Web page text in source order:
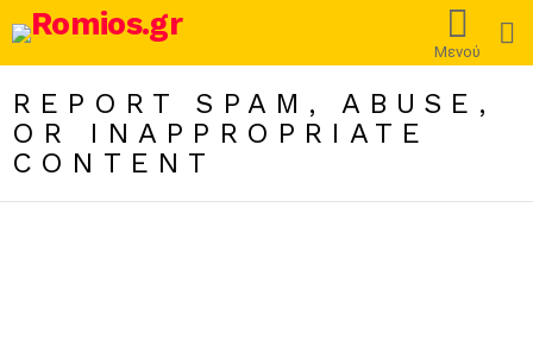
Μενού
REPORT SPAM, ABUSE,
OR INAPPROPRIATE
CONTENT